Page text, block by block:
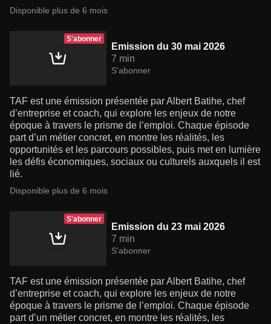
Disponible plus de 6 mois
S'abonner
Emission du 30 mai 2026
7 min
S'abonner
TAF est une émission présentée par Albert Batihe, chef
d’entreprise et coach, qui explore les enjeux de notre
époque à travers le prisme de l’emploi. Chaque épisode
part d’un métier concret, en montre les réalités, les
opportunités et les parcours possibles, puis met en lumière
les défis économiques, sociaux ou culturels auxquels il est
lié.
Disponible plus de 6 mois
S'abonner
Emission du 23 mai 2026
7 min
S'abonner
TAF est une émission présentée par Albert Batihe, chef
d’entreprise et coach, qui explore les enjeux de notre
époque à travers le prisme de l’emploi. Chaque épisode
part d’un métier concret, en montre les réalités, les